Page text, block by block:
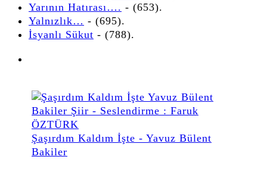
Yarının Hatırası…. - (653).
Yalnızlık… - (695).
İsyanlı Sükut - (788).
Şaşırdım Kaldım İşte - Yavuz Bülent
Bakiler